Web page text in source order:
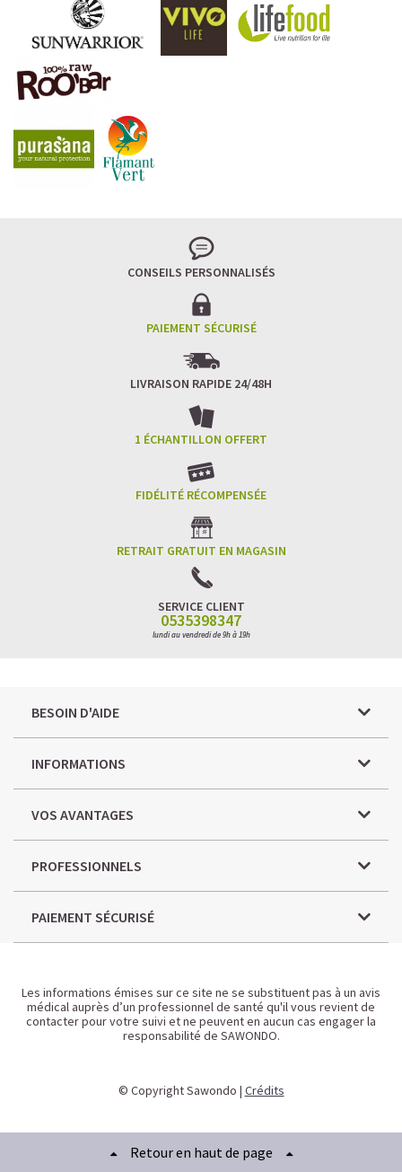
CONSEILS PERSONNALISÉS
PAIEMENT SÉCURISÉ
LIVRAISON RAPIDE 24/48H
1 ÉCHANTILLON OFFERT
FIDÉLITÉ RÉCOMPENSÉE
RETRAIT GRATUIT EN MAGASIN
SERVICE CLIENT
0535398347
lundi au vendredi de 9h à 19h
BESOIN D'AIDE
INFORMATIONS
VOS AVANTAGES
PROFESSIONNELS
PAIEMENT SÉCURISÉ
Les informations émises sur ce site ne se substituent pas à un avis
médical auprès d’un professionnel de santé qu'il vous revient de
contacter pour votre suivi et ne peuvent en aucun cas engager la
responsabilité de SAWONDO.
© Copyright Sawondo | Crédits
Retour en haut de page